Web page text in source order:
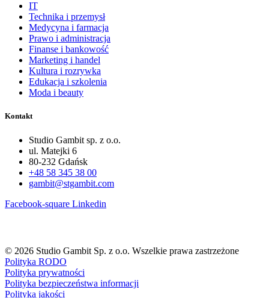
IT
Technika i przemysł
Medycyna i farmacja
Prawo i administracja
Finanse i bankowość
Marketing i handel
Kultura i rozrywka
Edukacja i szkolenia
Moda i beauty
Kontakt
Studio Gambit sp. z o.o.
ul. Matejki 6
80-232 Gdańsk
+48 58 345 38 00
gambit@stgambit.com
Facebook-square Linkedin
© 2026 Studio Gambit Sp. z o.o. Wszelkie prawa zastrzeżone
Polityka RODO
Polityka prywatności
Polityka bezpieczeństwa informacji
Polityka jakości